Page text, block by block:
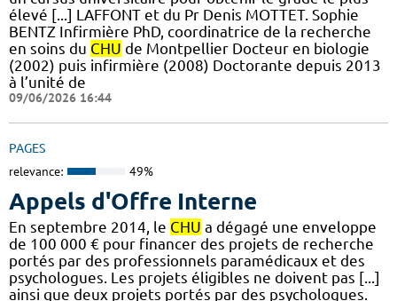
élevé [...] LAFFONT et du Pr Denis MOTTET. Sophie
BENTZ Infirmière PhD, coordinatrice de la recherche
en soins du CHU de Montpellier Docteur en biologie
(2002) puis infirmière (2008) Doctorante depuis 2013
à l’unité de
09/06/2026 16:44
PAGES
relevance: 49%
Appels d'Offre Interne
En septembre 2014, le CHU a dégagé une enveloppe
de 100 000 € pour financer des projets de recherche
portés par des professionnels paramédicaux et des
psychologues. Les projets éligibles ne doivent pas [...]
ainsi que deux projets portés par des psychologues.